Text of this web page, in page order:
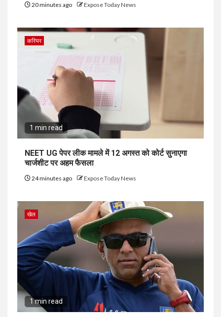
20 minutes ago Expose Today News
करियर
1 min read
NEET UG पेपर लीक मामले में 12 अगस्त को कोर्ट सुनाएगा
चार्जशीट पर अहम फैसला
24 minutes ago Expose Today News
खेल
1 min read